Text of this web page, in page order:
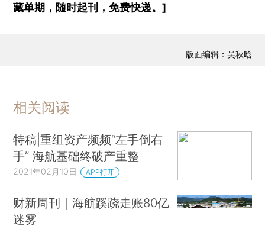
藏单期 ，随时起刊，免费快递。]
版面编辑：吴秋晗
相关阅读
特稿|重组资产频频“左手倒右
手” 海航基础终破产重整
2021年02月10日 APP打开
财新周刊｜海航蹊跷走账80亿
迷雾